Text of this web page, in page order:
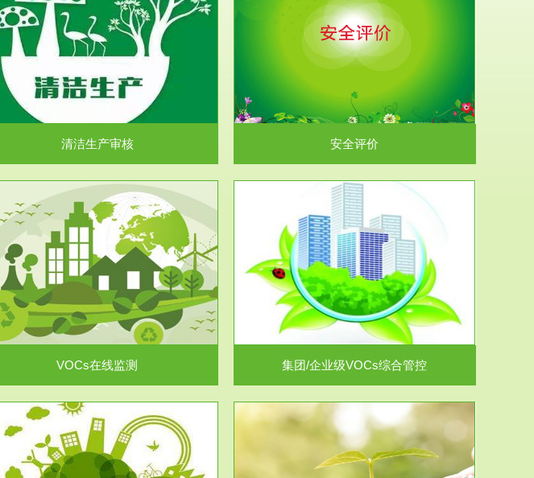
清洁生产审核
服务范围
安全评价
安全评价安全评价目的是查找、分析和预测工
程、系统、生产经营活...
安全评价
VOCs在线监测
服务范围
集团/企业级VOCs综合管控
进行VOCs管控，首先就要找到排放的源头，并
监测估算出排放量。企业...
集团/企业级VOCs综合管控
服务范围